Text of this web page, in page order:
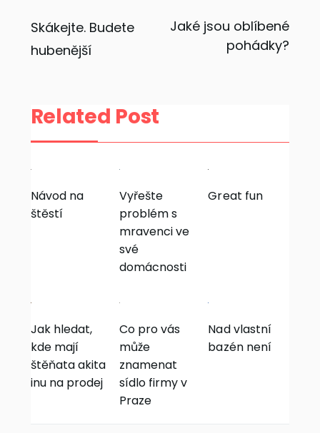
Navigace
pro
Skákejte. Budete
hubenější
Jaké jsou oblíbené
pohádky?
Related Post
Návod na
štěstí
Vyřešte
problém s
mravenci ve
své
domácnosti
Great fun
Jak hledat,
kde mají
štěňata akita
inu na prodej
Co pro vás
může
znamenat
sídlo firmy v
Praze
Nad vlastní
bazén není